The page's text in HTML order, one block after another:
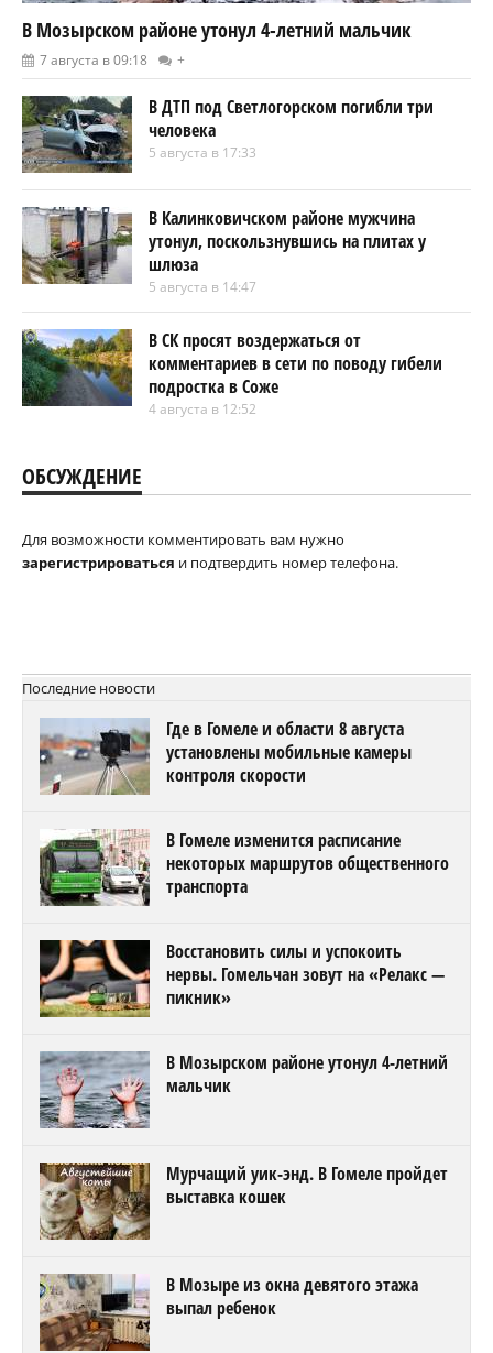
В Мозырском районе утонул 4-летний мальчик
7 августа в 09:18 +
В ДТП под Светлогорском погибли три
человека
5 августа в 17:33
В Калинковичском районе мужчина
утонул, поскользнувшись на плитах у
шлюза
5 августа в 14:47
В СК просят воздержаться от
комментариев в сети по поводу гибели
подростка в Соже
4 августа в 12:52
ОБСУЖДЕНИЕ
Для возможности комментировать вам нужно
зарегистрироваться и подтвердить номер телефона.
Последние новости
Где в Гомеле и области 8 августа
установлены мобильные камеры
контроля скорости
В Гомеле изменится расписание
некоторых маршрутов общественного
транспорта
Восстановить силы и успокоить
нервы. Гомельчан зовут на «Релакс —
пикник»
В Мозырском районе утонул 4-летний
мальчик
Мурчащий уик-энд. В Гомеле пройдет
выставка кошек
В Мозыре из окна девятого этажа
выпал ребенок